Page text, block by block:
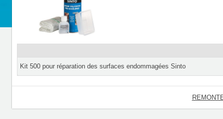
Kit 500 pour réparation des surfaces endommagées Sinto